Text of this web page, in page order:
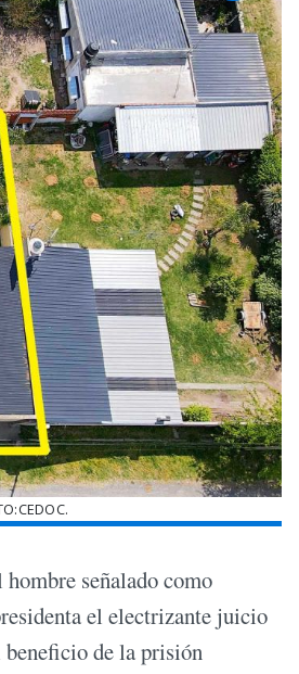
hombre señalado como
el electrizante juicio
beneficio de la prisión